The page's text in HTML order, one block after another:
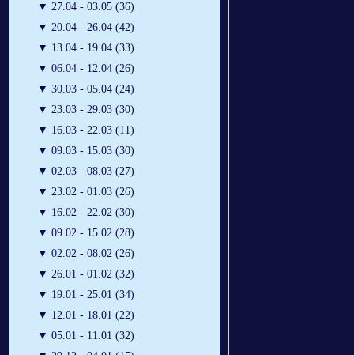
▼ 27.04 - 03.05 (36)
▼ 20.04 - 26.04 (42)
▼ 13.04 - 19.04 (33)
▼ 06.04 - 12.04 (26)
▼ 30.03 - 05.04 (24)
▼ 23.03 - 29.03 (30)
▼ 16.03 - 22.03 (11)
▼ 09.03 - 15.03 (30)
▼ 02.03 - 08.03 (27)
▼ 23.02 - 01.03 (26)
▼ 16.02 - 22.02 (30)
▼ 09.02 - 15.02 (28)
▼ 02.02 - 08.02 (26)
▼ 26.01 - 01.02 (32)
▼ 19.01 - 25.01 (34)
▼ 12.01 - 18.01 (22)
▼ 05.01 - 11.01 (32)